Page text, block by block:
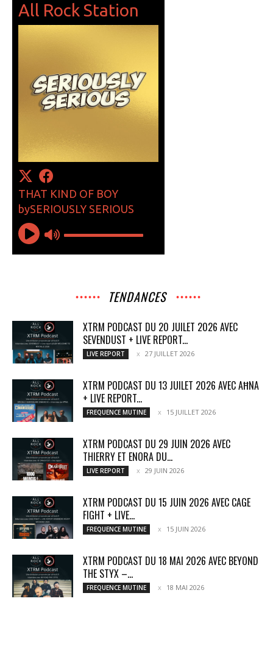
TENDANCES
XTRM PODCAST DU 20 JUILET 2026 AVEC
SEVENDUST + LIVE REPORT...
LIVE REPORT 27 JUILLET 2026
XTRM PODCAST DU 13 JUILET 2026 AVEC AĦNA
+ LIVE REPORT...
FREQUENCE MUTINE 15 JUILLET 2026
XTRM PODCAST DU 29 JUIN 2026 AVEC
THIERRY ET ENORA DU...
LIVE REPORT 29 JUIN 2026
XTRM PODCAST DU 15 JUIN 2026 AVEC CAGE
FIGHT + LIVE...
FREQUENCE MUTINE 15 JUIN 2026
XTRM PODCAST DU 18 MAI 2026 AVEC BEYOND
THE STYX –...
FREQUENCE MUTINE 18 MAI 2026